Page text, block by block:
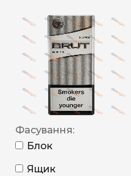
Фасування:
Блок
Ящик